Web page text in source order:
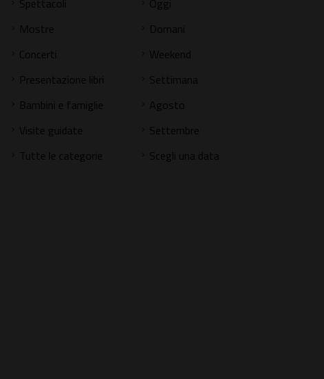
Spettacoli
Mostre
Concerti
Presentazione libri
Bambini e famiglie
Visite guidate
Tutte le categorie
Oggi
Domani
Weekend
Settimana
Agosto
Settembre
Scegli una data